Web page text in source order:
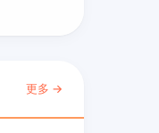
更多 →